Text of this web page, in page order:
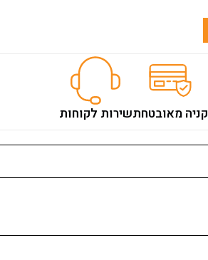
קניה מאובטחתשירות לקוחות